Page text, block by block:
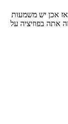
אז אכן יש משמעות
אתה בפוזיציה על